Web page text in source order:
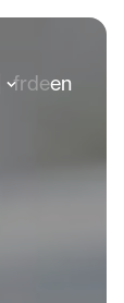
frdeen